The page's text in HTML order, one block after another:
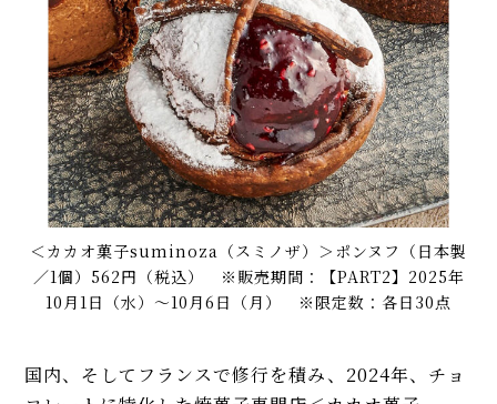
＜カカオ菓子suminoza（スミノザ）＞ポンヌフ（日本製
／1個）562円（税込） ※販売期間：【PART2】2025年
10月1日（水）〜10月6日（月） ※限定数：各日30点
国内、そしてフランスで修行を積み、2024年、チョ